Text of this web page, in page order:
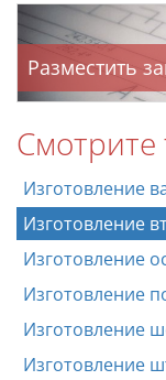
Разместить
Смотрите
Изготовление
Изготовление
Изготовление
Изготовление
Изготовление
Изготовление